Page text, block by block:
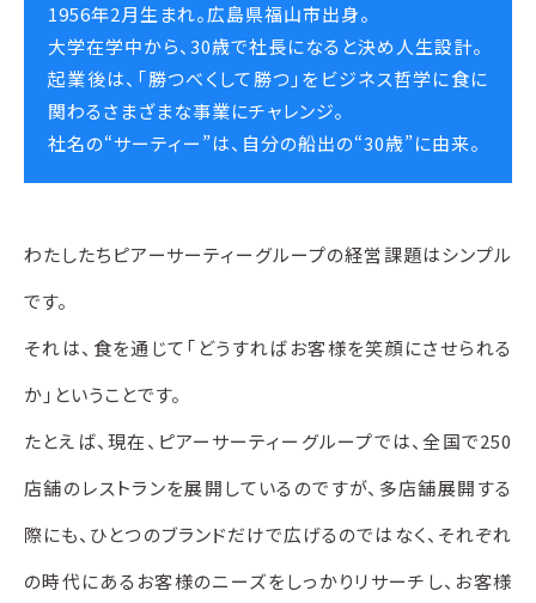
1956年2月生まれ。広島県福山市出身。
大学在学中から、30歳で社長になると決め人生設計。
起業後は、「勝つべくして勝つ」をビジネス哲学に食に
関わるさまざまな事業にチャレンジ。
社名の“サーティー”は、自分の船出の“30歳”に由来。
わたしたちピアーサーティーグループの経営課題はシンプル
です。
それは、食を通じて「どうすればお客様を笑顔にさせられる
か」ということです。
たとえば、現在、ピアーサーティーグループでは、全国で250
店舗のレストランを展開しているのですが、 多店舗展開する
際にも、ひとつのブランドだけで広げるのではなく、 それぞれ
の時代にあるお客様のニーズをしっかりリサーチし、 お客様